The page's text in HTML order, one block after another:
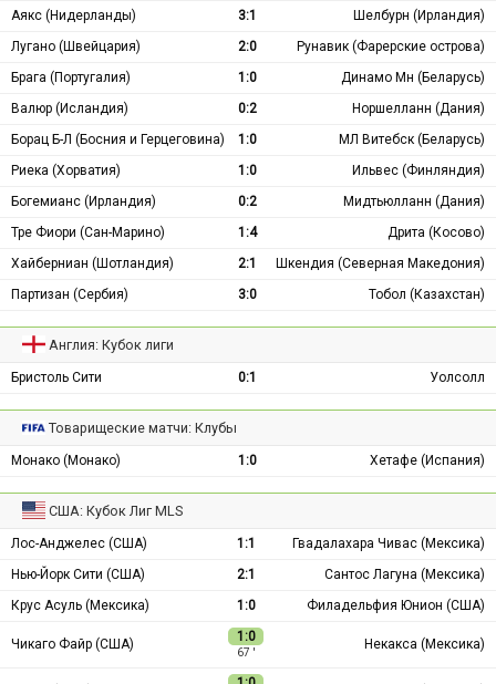
Аякс (Нидерланды)
3:1
Шелбурн (Ирландия)
Лугано (Швейцария)
2:0
Рунавик (Фарерские острова)
Брага (Португалия)
1:0
Динамо Мн (Беларусь)
Валюр (Исландия)
0:2
Норшелланн (Дания)
Борац Б-Л (Босния и Герцеговина)
1:0
МЛ Витебск (Беларусь)
Риека (Хорватия)
1:0
Ильвес (Финляндия)
Богемианс (Ирландия)
0:2
Мидтьюлланн (Дания)
Тре Фиори (Сан-Марино)
1:4
Дрита (Косово)
Хайберниан (Шотландия)
2:1
Шкендия (Северная Македония)
Партизан (Сербия)
3:0 Тобол (Казахстан)
Англия: Кубок лиги
Бристоль Сити 0:1 Уолсолл
Товарищеские матчи: Клубы
Монако (Монако) 1:0 Хетафе (Испания)
США: Кубок Лиг MLS
Лос-Анджелес (США) 1:1
Гвадалахара Чивас (Мексика)
Нью-Йорк Сити (США)
2:1
Сантос Лагуна (Мексика)
Крус Асуль (Мексика)
1:0 Филадельфия Юнион (США)
Чикаго Файр (США) 1:0
67 ′
Некакса (Мексика)